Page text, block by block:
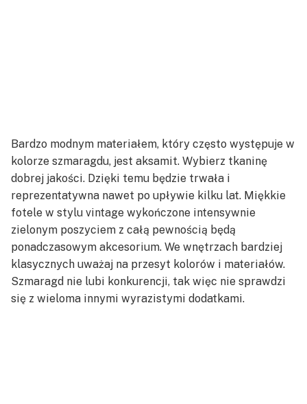
Bardzo modnym materiałem, który często występuje w
kolorze szmaragdu, jest aksamit. Wybierz tkaninę
dobrej jakości. Dzięki temu będzie trwała i
reprezentatywna nawet po upływie kilku lat. Miękkie
fotele w stylu vintage wykończone intensywnie
zielonym poszyciem z całą pewnością będą
ponadczasowym akcesorium. We wnętrzach bardziej
klasycznych uważaj na przesyt kolorów i materiałów.
Szmaragd nie lubi konkurencji, tak więc nie sprawdzi
się z wieloma innymi wyrazistymi dodatkami.